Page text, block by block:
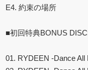
E4. 約束の場所
■初回特典BONUS
01. RYDEEN -Dance All